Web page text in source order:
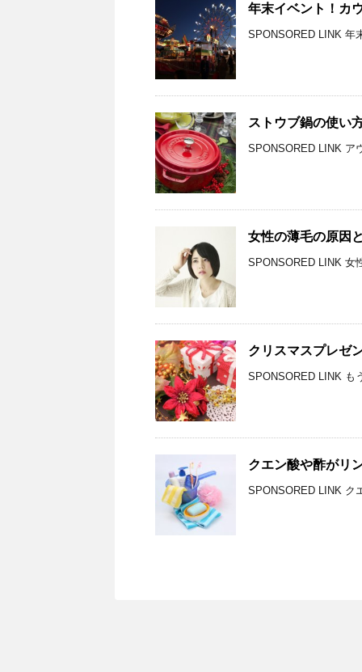
年末イベント！カ
SPONSORED LINK 年
ストウブ鍋の使い
SPONSORED LINK ア
女性の薄毛の原因
SPONSORED LINK 女
クリスマスプレゼ
SPONSORED LINK も
クエン酸や酢がリ
SPONSORED LINK ク